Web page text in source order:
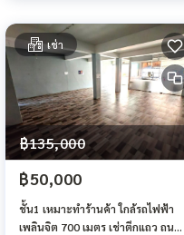
เช่า
฿135,000
฿50,000
ชั้น1 เหมาะทำร้านค้า ใกล้รถไฟฟ้า
เพลินจิต 700 เมตร เช่าตึกแถว ถนน